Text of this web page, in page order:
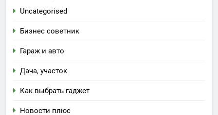
Uncategorised
Бизнес советник
Гараж и авто
Дача, участок
Как выбрать гаджет
Новости плюс